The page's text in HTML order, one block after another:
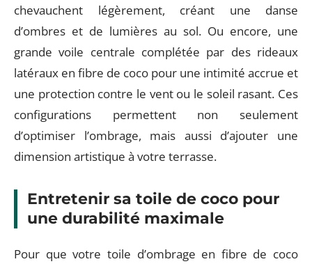
chevauchent légèrement, créant une danse
d’ombres et de lumières au sol. Ou encore, une
grande voile centrale complétée par des rideaux
latéraux en fibre de coco pour une intimité accrue et
une protection contre le vent ou le soleil rasant. Ces
configurations permettent non seulement
d’optimiser l’ombrage, mais aussi d’ajouter une
dimension artistique à votre terrasse.
Entretenir sa toile de coco pour
une durabilité maximale
Pour que votre toile d’ombrage en fibre de coco